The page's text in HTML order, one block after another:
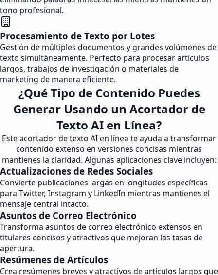
tono profesional.
Procesamiento de Texto por Lotes
Gestión de múltiples documentos y grandes volúmenes de
texto simultáneamente. Perfecto para procesar artículos
largos, trabajos de investigación o materiales de
marketing de manera eficiente.
¿Qué Tipo de Contenido Puedes
Generar Usando un Acortador de
Texto AI en Línea?
Este acortador de texto AI en línea te ayuda a transformar
contenido extenso en versiones concisas mientras
mantienes la claridad. Algunas aplicaciones clave incluyen:
Actualizaciones de Redes Sociales
Convierte publicaciones largas en longitudes específicas
para Twitter, Instagram y LinkedIn mientras mantienes el
mensaje central intacto.
Asuntos de Correo Electrónico
Transforma asuntos de correo electrónico extensos en
titulares concisos y atractivos que mejoran las tasas de
apertura.
Resúmenes de Artículos
Crea resúmenes breves y atractivos de artículos largos que